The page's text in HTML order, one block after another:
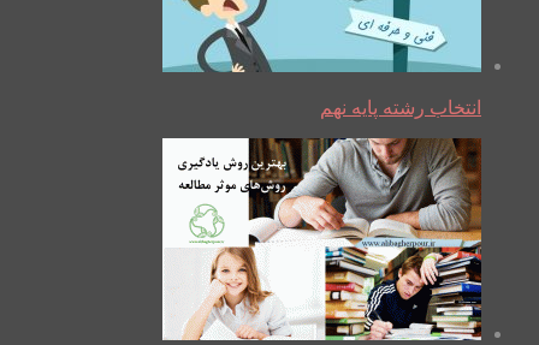
انتخاب رشته پایه نهم